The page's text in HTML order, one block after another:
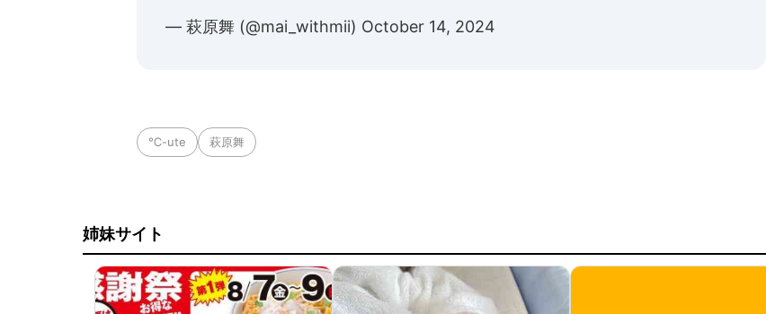
— 萩原舞 (@mai_withmii) October 14, 2024
℃-ute 萩原舞
姉妹サイト